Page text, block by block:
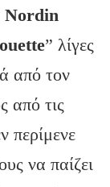
Nordin
” λίγες
από τον
από τις
περίμενε
να παίζει